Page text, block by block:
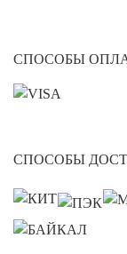
СПОСОБЫ
СПОСОБЫ